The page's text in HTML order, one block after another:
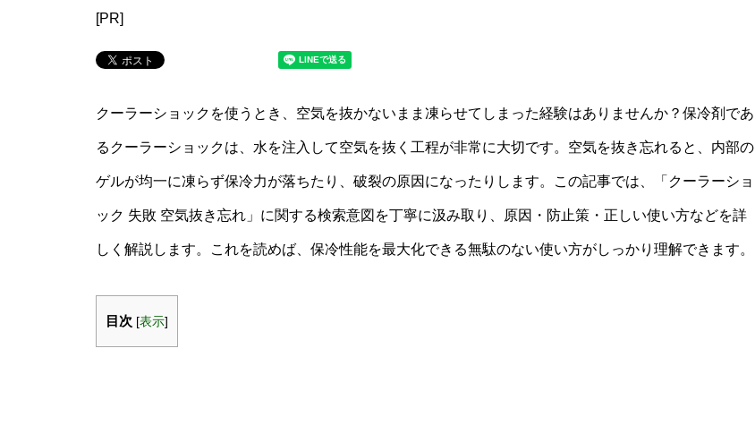
[PR]
クーラーショックを使うとき、空気を抜かないまま凍らせてしまった経験はありませんか？保冷剤であ
るクーラーショックは、水を注入して空気を抜く工程が非常に大切です。空気を抜き忘れると、内部の
ゲルが均一に凍らず保冷力が落ちたり、破裂の原因になったりします。この記事では、「クーラーショ
ック 失敗 空気抜き忘れ」に関する検索意図を丁寧に汲み取り、原因・防止策・正しい使い方などを詳
しく解説します。これを読めば、保冷性能を最大化できる無駄のない使い方がしっかり理解できます。
目次 [表示]